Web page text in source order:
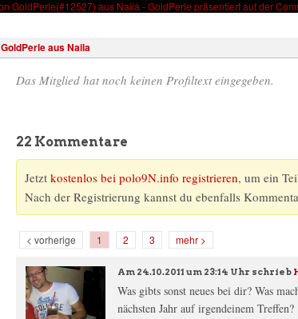
GoldPerle aus Naila
Das Mitglied hat noch keinen Profiltext eingegeben.
22 Kommentare
Jetzt kostenlos bei polo9N.info registrieren, um ein
Nach der Registrierung kannst du ebenfalls
< vorherige 1 2 3 mehr >
Am 24.10.2011 um 23:14 Uhr schrieb
Was gibts sonst neues bei dir? Was
nächsten Jahr auf irgendeinem Treffen?